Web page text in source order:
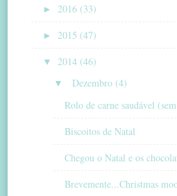
► 2016 (33)
► 2015 (47)
▼ 2014 (46)
▼
Dezembro (4)
Rolo de carne saudável
Biscoitos de Natal
Chegou o Natal e os
Brevemente...Christmas